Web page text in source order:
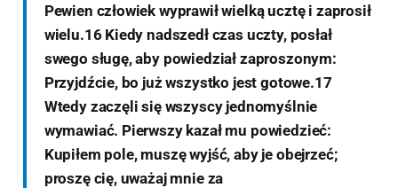
Pewien człowiek wyprawił wielką ucztę i zaprosił
wielu.16 Kiedy nadszedł czas uczty, posłał
swego sługę, aby powiedział zaproszonym:
Przyjdźcie, bo już wszystko jest gotowe.17
Wtedy zaczęli się wszyscy jednomyślnie
wymawiać. Pierwszy kazał mu powiedzieć:
Kupiłem pole, muszę wyjść, aby je obejrzeć;
proszę cię, uważaj mnie za